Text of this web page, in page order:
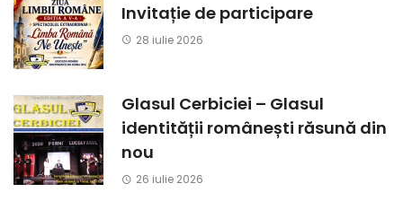
Invitație de participare
28 iulie 2026
Glasul Cerbiciei – Glasul
identității românești răsună din
nou
26 iulie 2026